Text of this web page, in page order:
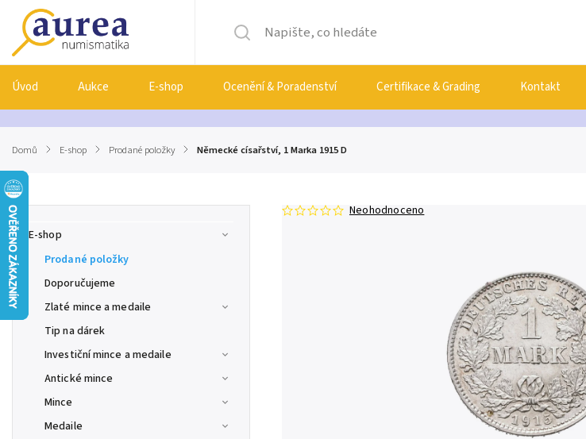
Úvod Aukce E-shop Ocenění & Poradenství Certifikace & Grading Kontakt
Domů / E-shop / Prodané položky / Německé císařství, 1 Marka 1915 D
E-shop
Prodané položky
Doporučujeme
Zlaté mince a medaile
Tip na dárek
Investiční mince a medaile
Antické mince
Mince
Medaile
Neohodnoceno